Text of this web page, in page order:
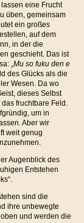
eine Frucht
üben, gemeinsam
ein großes
auf dem
in der die
geschieht. Das ist
„Mu so fuku den e
des Glücks als die
Wesen. Da wo
dieses Selbst
fruchtbare Feld.
um in
Aber wir
weit genug
Augenblick des
Entstehen
sind die
ihre unbewegte
und werden die